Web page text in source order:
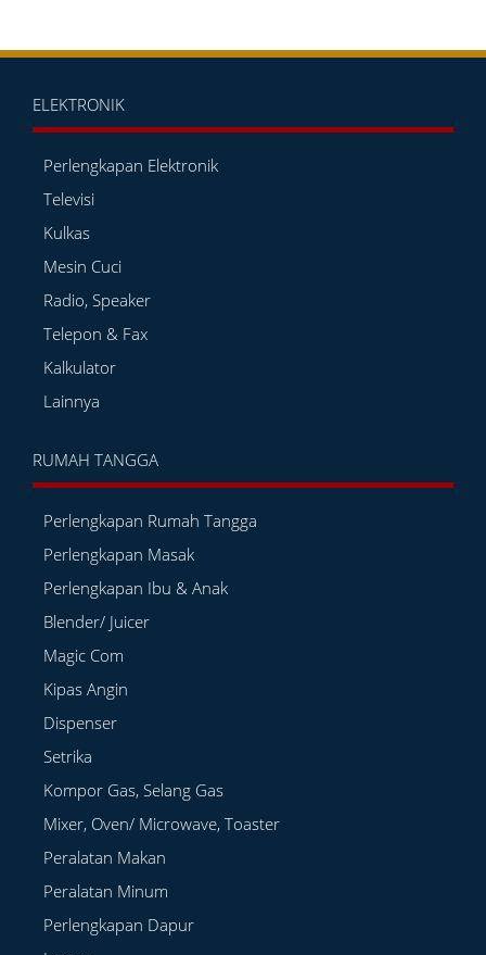
ELEKTRONIK
Perlengkapan Elektronik
Televisi
Kulkas
Mesin Cuci
Radio, Speaker
Telepon & Fax
Kalkulator
Lainnya
RUMAH TANGGA
Perlengkapan Rumah Tangga
Perlengkapan Masak
Perlengkapan Ibu & Anak
Blender/ Juicer
Magic Com
Kipas Angin
Dispenser
Setrika
Kompor Gas, Selang Gas
Mixer, Oven/ Microwave, Toaster
Peralatan Makan
Peralatan Minum
Perlengkapan Dapur